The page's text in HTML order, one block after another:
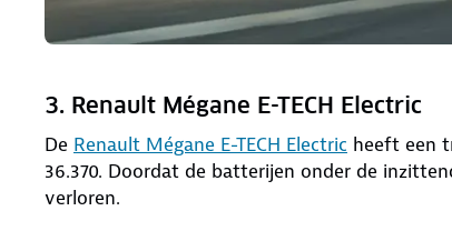
3. Renault Mégane E-TECH Electric
De Renault Mégane E-TECH Electric heeft een
36.370. Doordat de batterijen onder de
verloren.